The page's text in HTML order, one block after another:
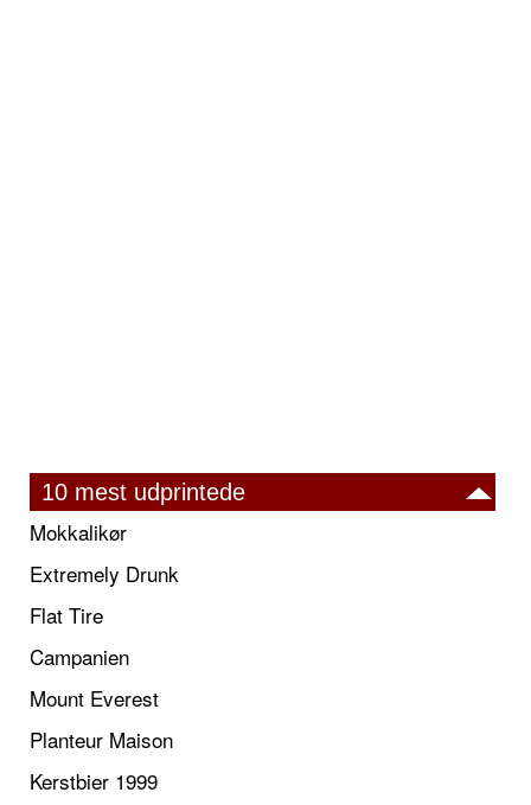
10 mest udprintede
Mokkalikør
Extremely Drunk
Flat Tire
Campanien
Mount Everest
Planteur Maison
Kerstbier 1999